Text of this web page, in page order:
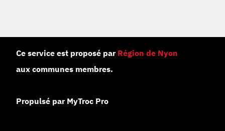
Ce service est proposé par Région de Nyon
aux communes membres.
Propulsé par MyTroc Pro